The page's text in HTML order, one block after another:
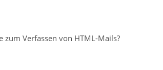
Verfassen von HTML-Mails?